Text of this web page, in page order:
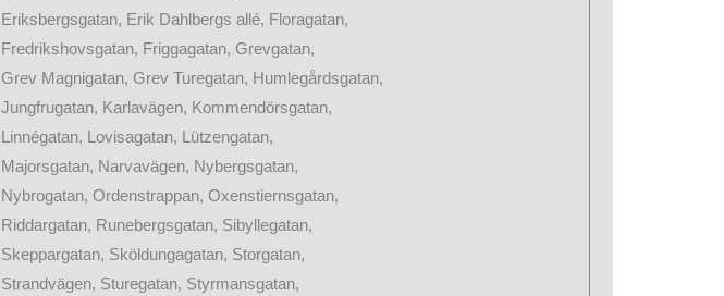
Eriksbergsgatan, Erik Dahlbergs allé, Floragatan,
Fredrikshovsgatan, Friggagatan, Grevgatan,
Grev Magnigatan, Grev Turegatan, Humlegårdsgatan,
Jungfrugatan, Karlavägen, Kommendörsgatan,
Linnégatan, Lovisagatan, Lützengatan,
Majorsgatan, Narvavägen, Nybergsgatan,
Nybrogatan, Ordenstrappan, Oxenstiernsgatan,
Riddargatan, Runebergsgatan, Sibyllegatan,
Skeppargatan, Sköldungagatan, Storgatan,
Strandvägen, Sturegatan, Styrmansgatan,